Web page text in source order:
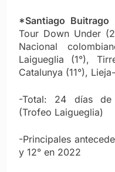
*Santiago
Tour Down Under
Nacional
Laigueglia (1°),
Catalunya (11°),
-Total: 24 días
(Trofeo Laigueglia)
-Principales
y 12° en 2022